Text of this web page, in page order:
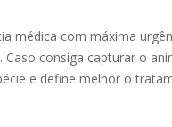
médica com máxima
consiga capturar o
e define melhor o